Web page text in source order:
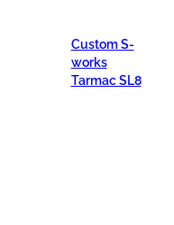
Custom S-
works
Tarmac SL8